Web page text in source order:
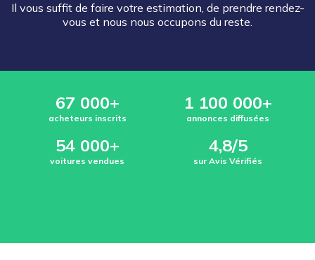
Il vous suffit de faire votre estimation, de prendre rendez-
vous et nous nous occupons du reste.
67 000+
acheteurs inscrits
1 100 000+
annonces diffusées
54 000+
voitures vendues
4,8/5
sur Avis Vérifiés